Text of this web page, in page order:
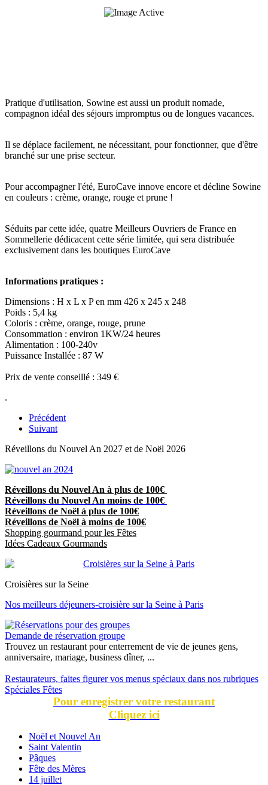
Pratique d'utilisation, Sowine est aussi un produit nomade,
compagnon idéal des séjours impromptus ou de longues vacances.
Il se déplace facilement, ne nécessitant, pour fonctionner, que d'être
branché sur une prise secteur.
Pour accompagner l'été, EuroCave innove encore et décline Sowine
en couleurs : crème, orange, rouge et prune !
Séduits par cette idée, quatre Meilleurs Ouvriers de France en
Sommellerie dédicacent cette série limitée, qui sera distribuée
exclusivement dans les boutiques EuroCave
Informations pratiques :
Dimensions : H x L x P en mm 426 x 245 x 248
Poids : 5,4 kg
Coloris : crème, orange, rouge, prune
Consommation : environ 1KW/24 heures
Alimentation : 100-240v
Puissance Installée : 87 W
Prix de vente conseillé : 349 €
.
Précédent
Suivant
Réveillons du Nouvel An 2027 et de Noël 2026
Réveillons du Nouvel An à plus de 100€
Réveillons du Nouvel An moins de 100€
Réveillons de Noël à plus de 100€
Réveillons de Noël à moins de 100€
Shopping gourmand pour les Fêtes
Idées Cadeaux Gourmands
Croisières sur la Seine
Nos meilleurs déjeuners-croisière sur la Seine à Paris
Demande de réservation groupe
Trouvez un restaurant pour enterrement de vie de jeunes gens,
anniversaire, mariage, business dîner, ...
Restaurateurs, faites figurer vos menus spéciaux dans nos rubriques
Spéciales Fêtes
Pour enregistrer votre restaurant
Cliquez ici
Noël et Nouvel An
Saint Valentin
Pâques
Fête des Mères
14 juillet